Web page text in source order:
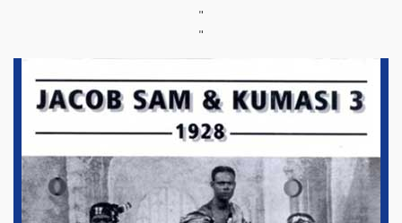
Parution :
"
"